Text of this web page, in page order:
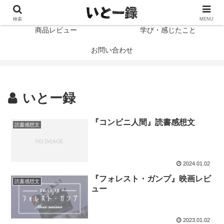
商品レビュー 学び・感じたこと
お問い合わせ
いとー録
読書感想文 『コンビニ人間』読書感想文
2024.01.02
読書感想文
『フォレスト・ガンプ』映画レビ
ュー
2023.01.02
検索 MENU